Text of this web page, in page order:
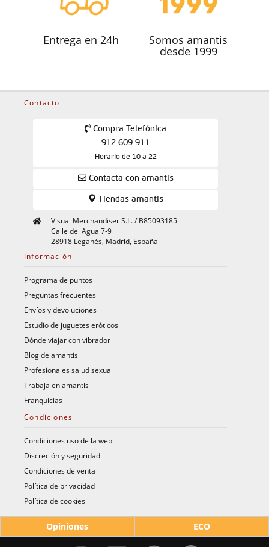
Entrega en 24h Somos amantis
desde 1999
Contacto
Compra Telefónica
912 609 911
Horario de 10 a 22
Contacta con amantis
Tiendas amantis
Visual Merchandiser S.L. / B85093185
Calle del Agua 7-9
28918 Leganés, Madrid, España
Información
Programa de puntos
Preguntas frecuentes
Envíos y devoluciones
Estudio de juguetes eróticos
Dónde viajar con vibrador
Blog de amantis
Profesionales salud sexual
Trabaja en amantis
Franquicias
Condiciones
Condiciones uso de la web
Discreción y seguridad
Condiciones de venta
Política de privacidad
Política de cookies
Opiniones ECO